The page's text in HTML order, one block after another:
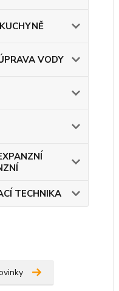
VODY
TECHNIKA